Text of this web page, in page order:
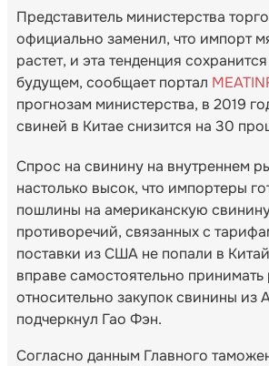
Представитель министерства
официально заменил, что импорт
растет, и эта тенденция
будущем, сообщает портал
прогнозам министерства, в 2019
свиней в Китае снизится на 30
Спрос на свинину на внутреннем
настолько высок, что импортеры
пошлины на американскую
противоречий, связанных с
поставки из США не попали в
вправе самостоятельно
относительно закупок свинины из
подчеркнул Гао Фэн.
Согласно данным Главного